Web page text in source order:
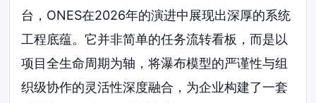
台，ONES在2026年的演进中展现出深厚的系统
工程底蕴。它并非简单的任务流转看板，而是以
项目全生命周期为轴，将瀑布模型的严谨性与组
织级协作的灵活性深度融合，为企业构建了一套